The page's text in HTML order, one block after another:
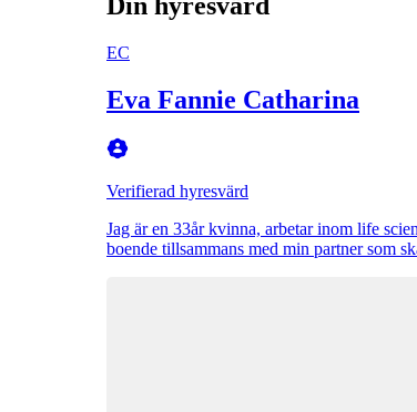
EC
Eva Fannie Catharina
Verifierad hyresvärd
Jag är en 33år kvinna, arbetar inom life
boende tillsammans med min partner som